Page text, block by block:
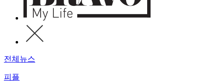
전체뉴스
피플